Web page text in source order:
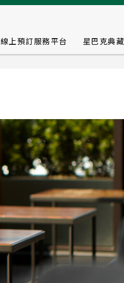
線上預訂服務平台
星巴克典